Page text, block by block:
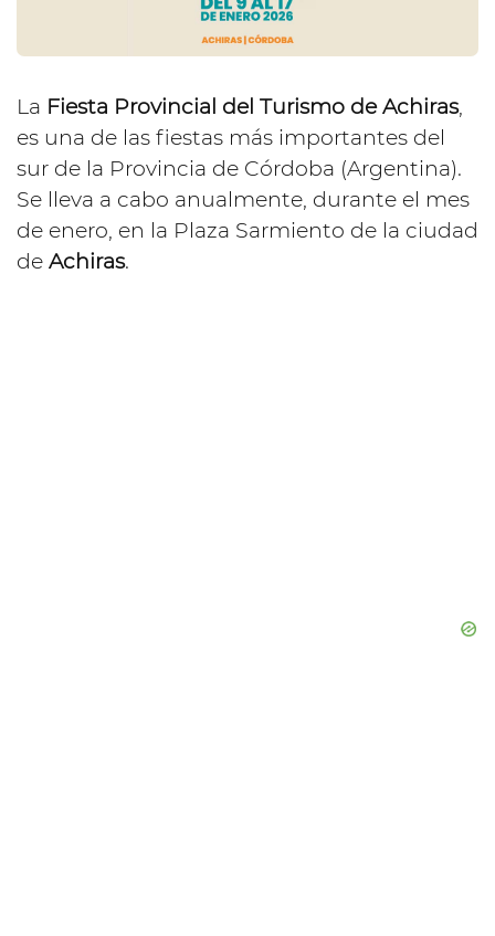
La Fiesta Provincial del Turismo de Achiras,
es una de las fiestas más importantes del
sur de la Provincia de Córdoba (Argentina).
Se lleva a cabo anualmente, durante el mes
de enero, en la Plaza Sarmiento de la ciudad
de Achiras.